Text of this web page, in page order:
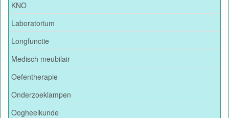
KNO
Laboratorium
Longfunctie
Medisch meubilair
Oefentherapie
Onderzoeklampen
Oogheelkunde